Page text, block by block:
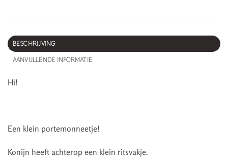
BESCHRIJVING
AANVULLENDE INFORMATIE
Hi!
Een klein portemonneetje!
Konijn heeft achterop een klein ritsvakje.